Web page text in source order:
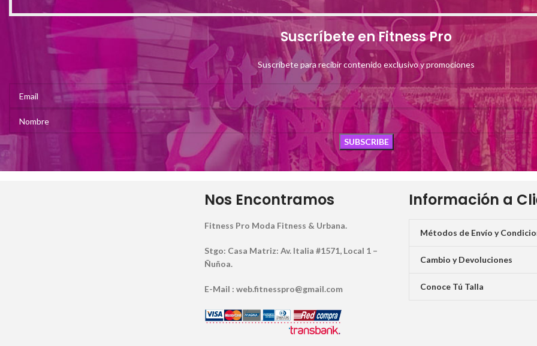
Suscríbete en Fitness Pro
Suscríbete para recibir contenido exclusivo y promociones
Nos Encontramos
Fitness Pro Moda Fitness & Urbana.
Stgo: Casa Matriz: Av. Italia #1571, Local 1 –
Ñuñoa.
E-Mail : web.fitnesspro@gmail.com
Información a
Métodos de Envío y
Cambio y Devoluciones
Conoce Tú Talla